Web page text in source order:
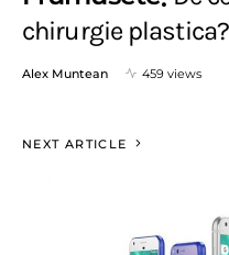
chirurgie plastica?
Alex Muntean 459 views
NEXT ARTICLE